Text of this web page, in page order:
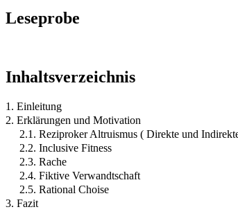
Leseprobe
Inhaltsverzeichnis
1. Einleitung
2. Erklärungen und Motivation
2.1. Reziproker Altruismus ( Direkte und
2.2. Inclusive Fitness
2.3. Rache
2.4. Fiktive Verwandtschaft
2.5. Rational Choise
3. Fazit